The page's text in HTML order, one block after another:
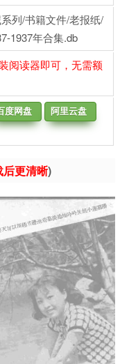
列/书籍文件/老报纸/
1937年合集.db
阅读器即可，无需额
度网盘
阿里云盘
后更清晰)